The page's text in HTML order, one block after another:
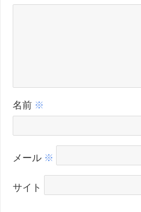
名前 ※
メール ※
サイト